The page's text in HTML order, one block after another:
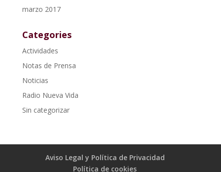
marzo 2017
Categories
Actividades
Notas de Prensa
Noticias
Radio Nueva Vida
Sin categorizar
Aviso Legal y Política de Privacidad
Política de cookies